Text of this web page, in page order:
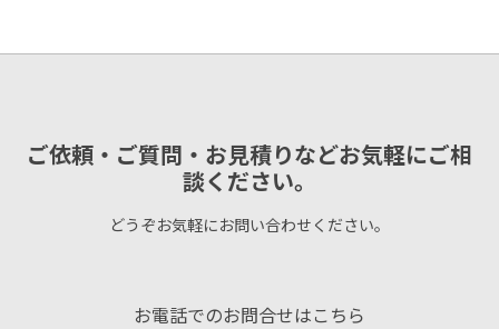
ご依頼・ご質問・お見積りなどお気軽にご相
談ください。
どうぞお気軽にお問い合わせください。
お電話でのお問合せはこちら